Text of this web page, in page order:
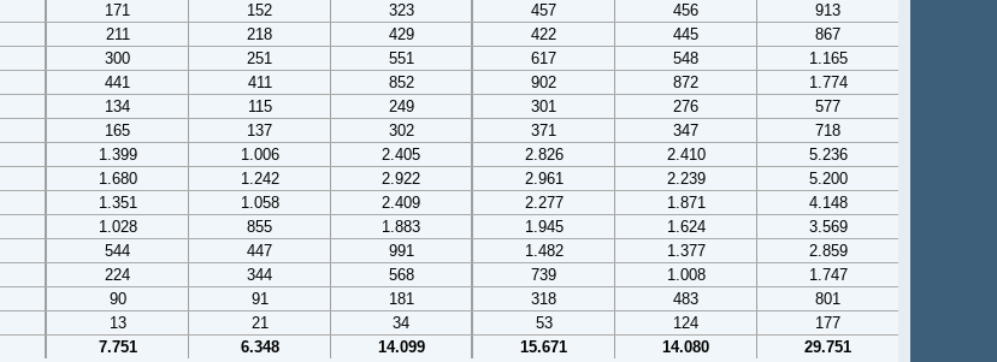
171 152 323 457 456
913
211 218 429 422 445
867
300 251 551 617 548
1.165
441 411 852 902 872
1.774
134 115 249 301 276
577
165 137 302 371 347
718
1.399 1.006 2.405 2.826 2.410
5.236
1.680 1.242 2.922 2.961 2.239
5.200
1.351 1.058 2.409 2.277 1.871
4.148
1.028 855 1.883 1.945 1.624
3.569
544 447 991 1.482 1.377
2.859
224 344 568 739 1.008
1.747
90 91 181 318 483
801
13 21 34 53 124
177
7.751 6.348 14.099 15.671 14.080 29.751